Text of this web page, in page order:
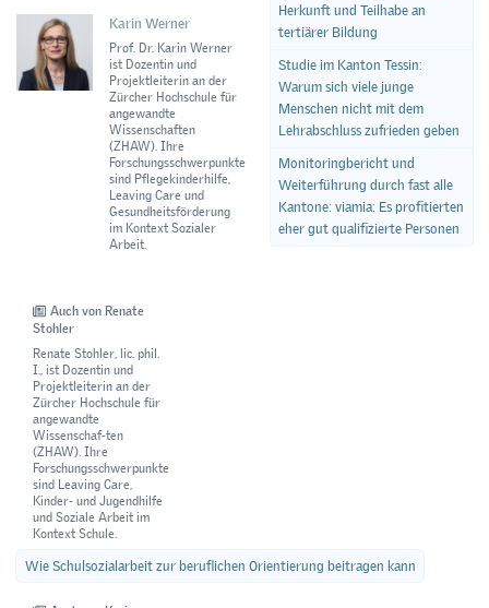
Karin Werner
Prof. Dr. Karin Werner
ist Dozentin und
Projektleiterin an der
Zürcher Hochschule für
angewandte
Wissenschaften
(ZHAW). Ihre
Forschungsschwerpunkte
sind Pflegekinderhilfe,
Leaving Care und
Gesundheitsförderung
im Kontext Sozialer
Arbeit.
Auch von Renate
Stohler
Renate Stohler, lic. phil.
I., ist Dozentin und
Projektleiterin an der
Zürcher Hochschule für
angewandte
Wissenschaf-ten
(ZHAW). Ihre
Forschungsschwerpunkte
sind Leaving Care,
Kinder- und Jugendhilfe
und Soziale Arbeit im
Kontext Schule.
Wie Schulsozialarbeit zur beruflichen Orientierung beitragen kann
Herkunft und Teilhabe an
tertiärer Bildung
Studie im Kanton Tessin:
Warum sich viele junge
Menschen nicht mit dem
Lehrabschluss zufrieden geben
Monitoringbericht und
Weiterführung durch fast alle
Kantone: viamia: Es profitierten
eher gut qualifizierte Personen